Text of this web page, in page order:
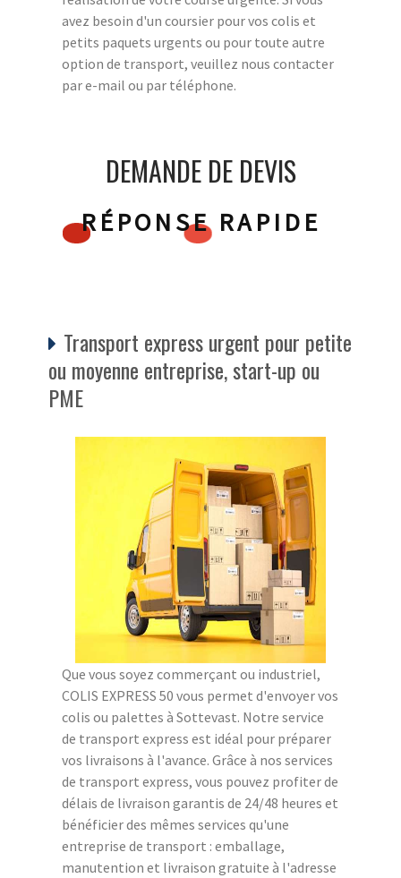
avez besoin d'un coursier pour vos colis et
petits paquets urgents ou pour toute autre
option de transport, veuillez nous contacter
par e-mail ou par téléphone.
DEMANDE DE DEVIS
RÉPONSE RAPIDE
Transport express urgent pour petite
ou moyenne entreprise, start-up ou
PME
Que vous soyez commerçant ou industriel,
COLIS EXPRESS 50 vous permet d'envoyer vos
colis ou palettes à Sottevast. Notre service
de transport express est idéal pour préparer
vos livraisons à l'avance. Grâce à nos services
de transport express, vous pouvez profiter de
délais de livraison garantis de 24/48 heures et
bénéficier des mêmes services qu'une
entreprise de transport : emballage,
manutention et livraison gratuite à l'adresse